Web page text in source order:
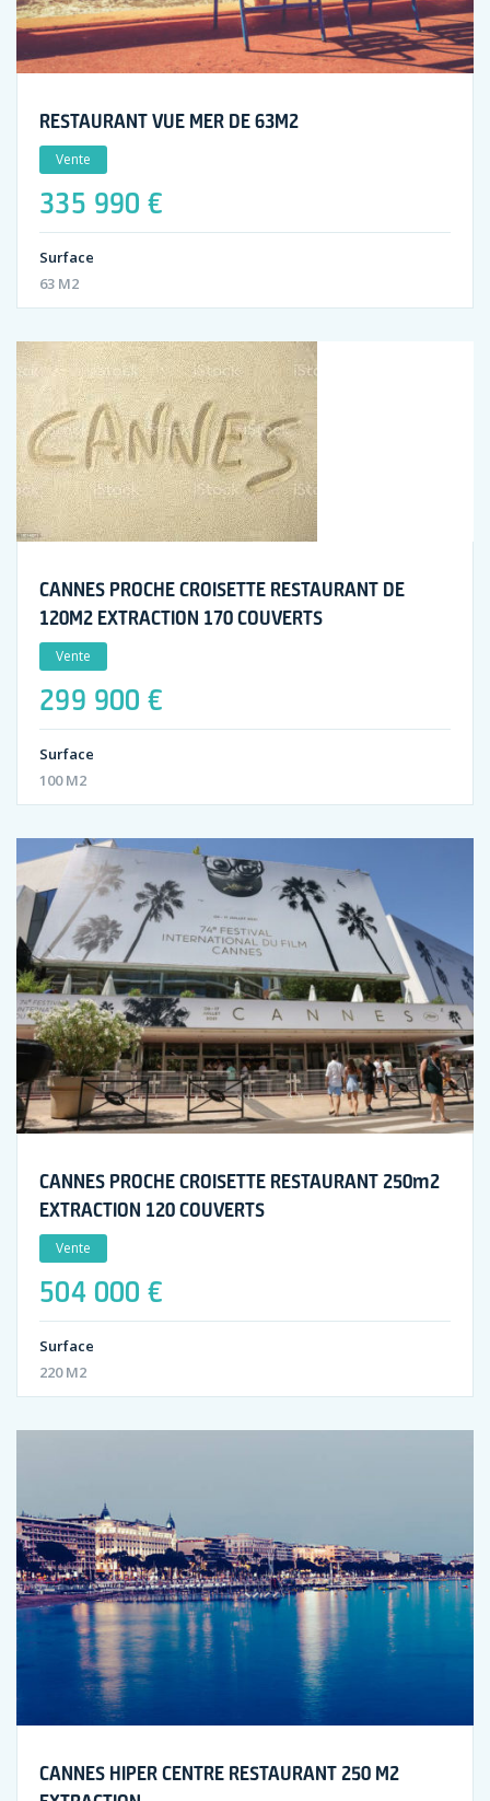
RESTAURANT VUE MER DE 63M2
Vente
335 990 €
Surface
63 M2
CANNES PROCHE CROISETTE RESTAURANT DE
120M2 EXTRACTION 170 COUVERTS
Vente
299 900 €
Surface
100 M2
CANNES PROCHE CROISETTE RESTAURANT 250m2
EXTRACTION 120 COUVERTS
Vente
504 000 €
Surface
220 M2
CANNES HIPER CENTRE RESTAURANT 250 M2